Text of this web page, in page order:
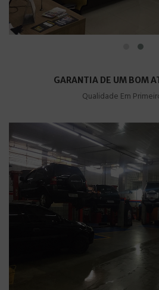
GARANTIA DE UM BOM
Qualidade Em